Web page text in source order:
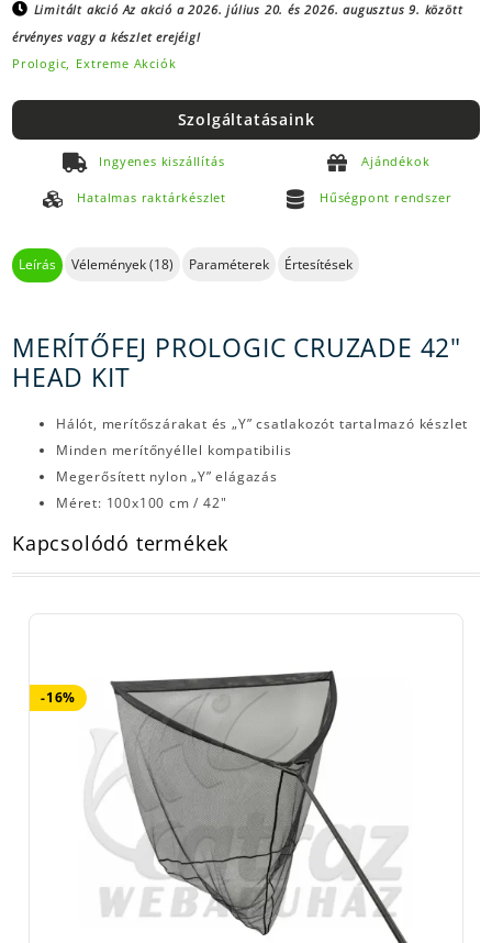
Limitált akcióAz akció a 2026. július 20. és 2026. augusztus 9. között
érvényes vagy a készlet erejéig!
Prologic, Extreme Akciók
Szolgáltatásaink
Ingyenes kiszállítás Ajándékok
Hatalmas raktárkészlet Hűségpont rendszer
Leírás Vélemények (18) Paraméterek Értesítések
MERÍTŐFEJ PROLOGIC CRUZADE 42"
HEAD KIT
Hálót, merítőszárakat és „Y” csatlakozót tartalmazó készlet
Minden merítőnyéllel kompatibilis
Megerősített nylon „Y” elágazás
Méret: 100x100 cm / 42"
Kapcsolódó termékek
-16%